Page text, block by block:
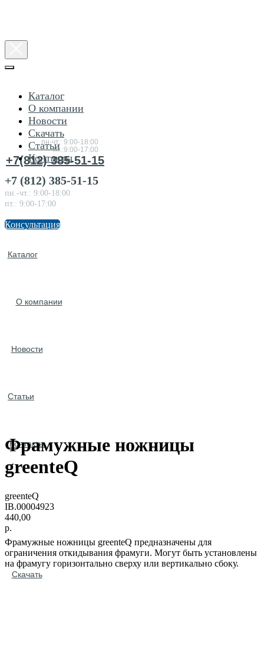
Консультация
по товарам
пн-чт.: 9:00-18:00
пт.:9:00-17:00
+7(812) 385-51-15
Каталог
О компании
Новости
Статьи
Контакты
Скачать
Каталог
О компании
Новости
Скачать
Статьи
Контакты
+7 (812) 385-51-15
пн.-чт.: 9:00-18:00
пт.: 9:00-17:00
Консультация
Фрамужные ножницы
greenteQ
greenteQ
IB.00004923
440,00
р.
Фрамужные ножницы greenteQ предназначены для
ограничения откидывания фрамуги. Могут быть установлены
на фрамугу горизонтально сверху или вертикально сбоку.